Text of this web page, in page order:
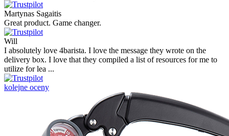
Martynas Sagaitis
Great product. Game changer.
Will
I absolutely love 4barista. I love the message they wrote on the
delivery box. I love that they compiled a list of resources for me to
utilize for lea ...
kolejne oceny